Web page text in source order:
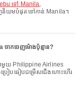
ទៅ Manila,
និយមបំផុតទៅកាន់ Manila។
ាកចេញម៉ោងប៉ុន្មាន?
រៀបធៀបជម្រើសជើងហោះហើរ